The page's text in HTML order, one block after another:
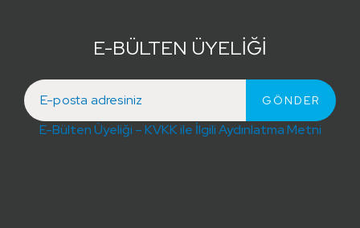
E-BÜLTEN ÜYELİĞİ
E-Bülten Üyeliği – KVKK ile İlgili Aydınlatma Metni